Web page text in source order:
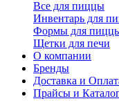
Все для пиццы
Инвентарь для
Формы для
Щетки для печи
О компании
Бренды
Доставка и
Прайсы и